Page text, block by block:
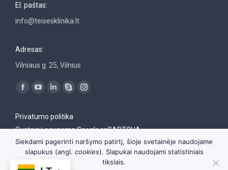
El. paštas:
info@teisesklinika.lt
Adresas:
Vilniaus g. 25, Vilnius
Find us on:
Facebook
opens
new
YouTube
opens
new
Linkedin
opens
new
Skype
opens
new
Instagram
new
window
Privatumo politika
Svetainė saugoma Google reCAPTCHA
Siekdami pagerinti naršymo patirtį, šioje svetainėje naudojame
slapukus (angl. cookies). Slapukai naudojami statistiniais
tikslais.